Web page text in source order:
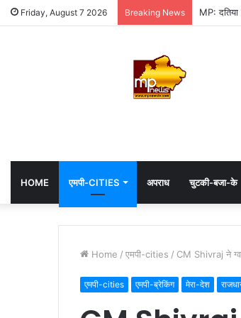
Friday, August 7 2026 Breaking News MP:
HOME एमपी-CITIES अपराध चुटकी-बजा-के
Home / एमपी-cities / CM Shivraj ने
एमपी-cities एमपी-ब्रेकिंग मेरा-देश